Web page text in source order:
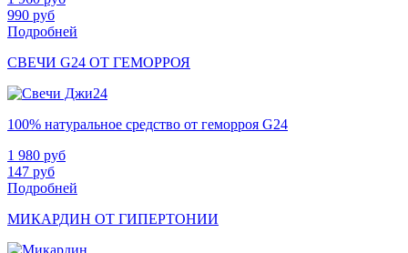
990 руб
Подробней
СВЕЧИ G24 ОТ ГЕМОРРОЯ
100% натуральное средство от геморроя G24
1 980 руб
147 руб
Подробней
МИКАРДИН ОТ ГИПЕРТОНИИ